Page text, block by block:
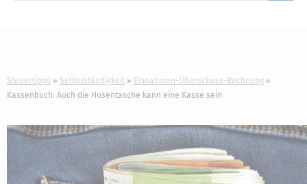
Steuertipps Selbstständigkeit
Einnahmen-Überschuss-Rechnung
Kassenbuch: Auch die Hosentasche kann eine Kasse sein